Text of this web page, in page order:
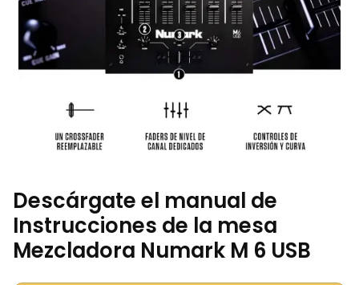
Descárgate el manual de
Instrucciones de la mesa
Mezcladora Numark M 6 USB